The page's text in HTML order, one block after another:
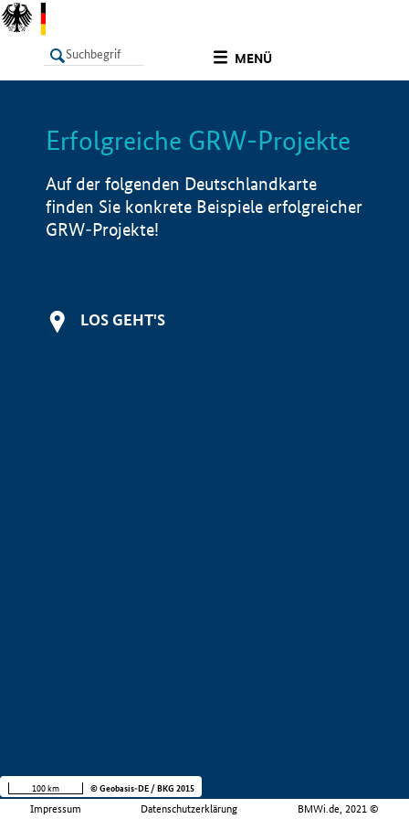
MENÜ
LISTE Info
Erfolgreiche GRW-Projekte
Auf der folgenden Deutschlandkarte
finden Sie konkrete Beispiele erfolgreicher
GRW-Projekte!
LOS GEHT'S
Impressum Datenschutzerklärung BMWi.de, 2021 ©
100 km © Geobasis-DE / BKG 2015